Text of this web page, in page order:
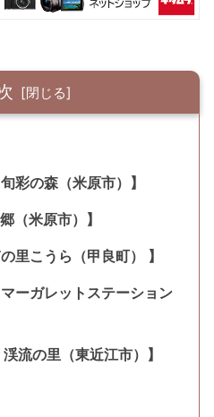
彩の森（米原市）】
（米原市）】
里こうら（甲良町） 】
ーガレットステーション
流の里（東近江市）】